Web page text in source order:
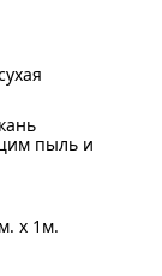
пыль и
x 1м.